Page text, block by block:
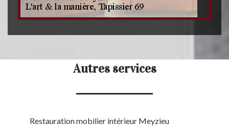
Autres services
Restauration mobilier intérieur Meyzieu